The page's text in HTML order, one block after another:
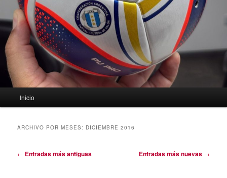
Inicio
ARCHIVO POR MESES: DICIEMBRE 2016
Navegación
← Entradas más antiguas Entradas más nuevas →